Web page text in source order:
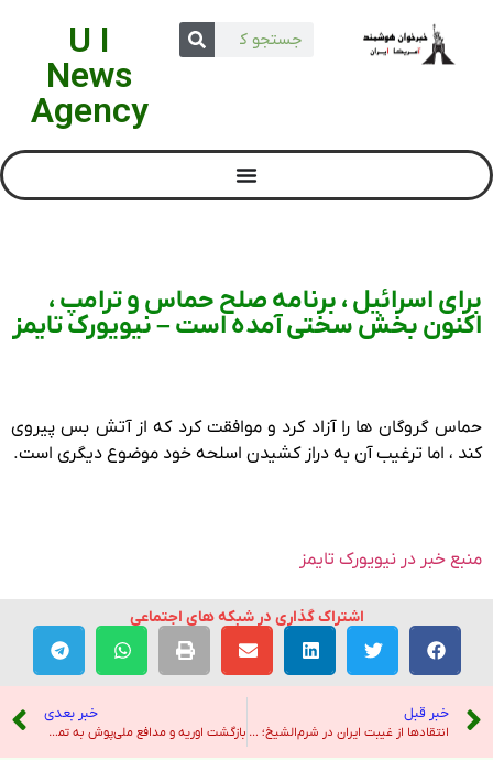
U I
News
Agency
برای اسرائیل ، برنامه صلح حماس و ترامپ ،
اکنون بخش سختی آمده است – نیویورک تایمز
حماس گروگان ها را آزاد کرد و موافقت کرد که از آتش بس پیروی
کند ، اما ترغیب آن به دراز کشیدن اسلحه خود موضوع دیگری است.
منبع خبر در نیویورک تایمز
اشتراک گذاری در شبکه های اجتماعی
خبر قبل
انتقادها از غیبت ایران در شرم‌الشیخ؛ «بدون حضور شما برای منطقه برنامه‌ریزی کردند» – رادیو فردا
خبر بعدی
بازگشت اوریه و مدافع ملی‌پوش به تمرینات پرسپولیس – خبرگزاری ایرنا